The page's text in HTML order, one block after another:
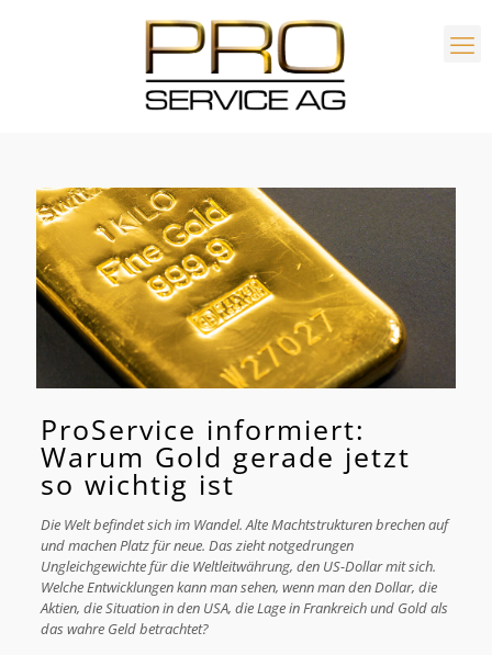
ProService informiert:
Warum Gold gerade jetzt
so wichtig ist
Die Welt befindet sich im Wandel. Alte Machtstrukturen brechen auf
und machen Platz für neue. Das zieht notgedrungen
Ungleichgewichte für die Weltleitwährung, den US-Dollar mit sich.
Welche Entwicklungen kann man sehen, wenn man den Dollar, die
Aktien, die Situation in den USA, die Lage in Frankreich und Gold als
das wahre Geld betrachtet?